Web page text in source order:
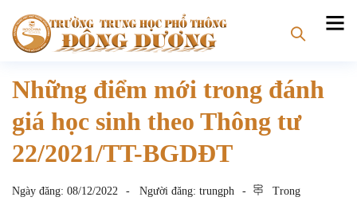
Những điểm mới trong đánh
giá học sinh theo Thông tư
22/2021/TT-BGDĐT
Ngày đăng: 08/12/2022 Người đăng: trungph
Trong